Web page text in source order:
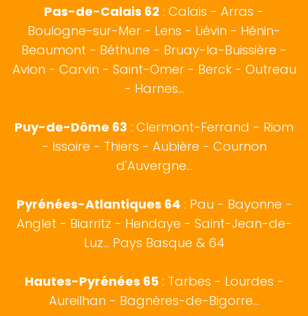
Pas-de-Calais 62 : Calais - Arras -
Boulogne-sur-Mer - Lens - Liévin - Hénin-
Beaumont - Béthune - Bruay-la-Buissière -
Avion - Carvin - Saint-Omer - Berck - Outreau
- Harnes...
Puy-de-Dôme 63 : Clermont-Ferrand - Riom
- Issoire - Thiers - Aubière - Cournon
d'Auvergne...
Pyrénées-Atlantiques 64 : Pau - Bayonne -
Anglet - Biarritz - Hendaye - Saint-Jean-de-
Luz... Pays Basque & 64
Hautes-Pyrénées 65: Tarbes - Lourdes -
Aureilhan - Bagnères-de-Bigorre...